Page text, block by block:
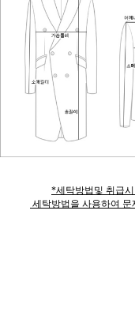
*세탁방법및 취급
세탁방법을 사용하여